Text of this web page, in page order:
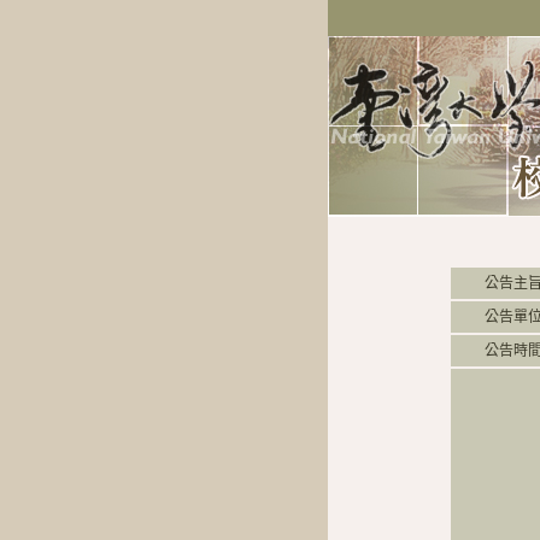
公告主
公告單
公告時